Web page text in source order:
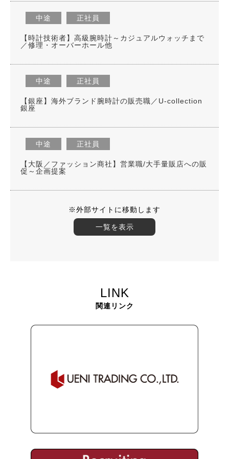
中途 正社員
【時計技術者】高級腕時計～カジュアルウォッチまで
／修理・オーバーホール他
中途 正社員
【銀座】海外ブランド腕時計の販売職／U-collection
銀座
中途 正社員
【大阪／ファッション商社】営業職/大手量販店への販
促～企画提案
※外部サイトに移動します
一覧を表示
LINK
関連リンク